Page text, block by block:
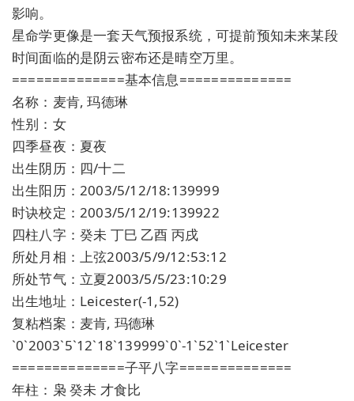
影响。
星命学更像是一套天气预报系统，可提前预知未来某段
时间面临的是阴云密布还是晴空万里。
==============基本信息==============
名称：麦肯, 玛德琳
性别：女
四季昼夜：夏夜
出生阴历：四/十二
出生阳历：2003/5/12/18:139999
时诀校定：2003/5/12/19:139922
四柱八字：癸未 丁巳 乙酉 丙戌
所处月相：上弦2003/5/9/12:53:12
所处节气：立夏2003/5/5/23:10:29
出生地址：Leicester(-1,52)
复粘档案：麦肯, 玛德琳
`0`2003`5`12`18`139999`0`-1`52`1`Leicester
==============子平八字==============
年柱：枭 癸未 才食比